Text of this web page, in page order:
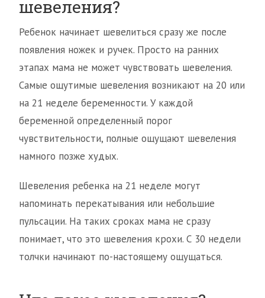
шевеления?
Ребенок начинает шевелиться сразу же после
появления ножек и ручек. Просто на ранних
этапах мама не может чувствовать шевеления.
Самые ощутимые шевеления возникают на 20 или
на 21 неделе беременности. У каждой
беременной определенный порог
чувствительности, полные ощущают шевеления
намного позже худых.
Шевеления ребенка на 21 неделе могут
напоминать перекатывания или небольшие
пульсации. На таких сроках мама не сразу
понимает, что это шевеления крохи. С 30 недели
толчки начинают по-настоящему ощущаться.